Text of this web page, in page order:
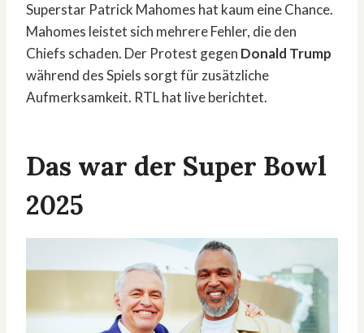
Superstar Patrick Mahomes hat kaum eine Chance.
Mahomes leistet sich mehrere Fehler, die den
Chiefs schaden. Der Protest gegen Donald Trump
während des Spiels sorgt für zusätzliche
Aufmerksamkeit. RTL hat live berichtet.
Das war der Super Bowl
2025